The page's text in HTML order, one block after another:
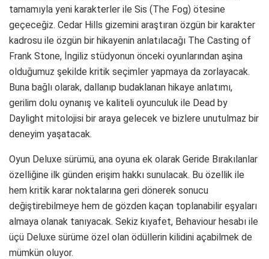
tamamıyla yeni karakterler ile Sis (The Fog) ötesine
geçeceğiz. Cedar Hills gizemini araştıran özgün bir karakter
kadrosu ile özgün bir hikayenin anlatılacağı The Casting of
Frank Stone, İngiliz stüdyonun önceki oyunlarından aşina
olduğumuz şekilde kritik seçimler yapmaya da zorlayacak.
Buna bağlı olarak, dallanıp budaklanan hikaye anlatımı,
gerilim dolu oynanış ve kaliteli oyunculuk ile Dead by
Daylight mitolojisi bir araya gelecek ve bizlere unutulmaz bir
deneyim yaşatacak.
Oyun Deluxe sürümü, ana oyuna ek olarak Geride Bırakılanlar
özelliğine ilk günden erişim hakkı sunulacak. Bu özellik ile
hem kritik karar noktalarına geri dönerek sonucu
değiştirebilmeye hem de gözden kaçan toplanabilir eşyaları
almaya olanak tanıyacak. Sekiz kıyafet, Behaviour hesabı ile
üçü Deluxe sürüme özel olan ödüllerin kilidini açabilmek de
mümkün oluyor.